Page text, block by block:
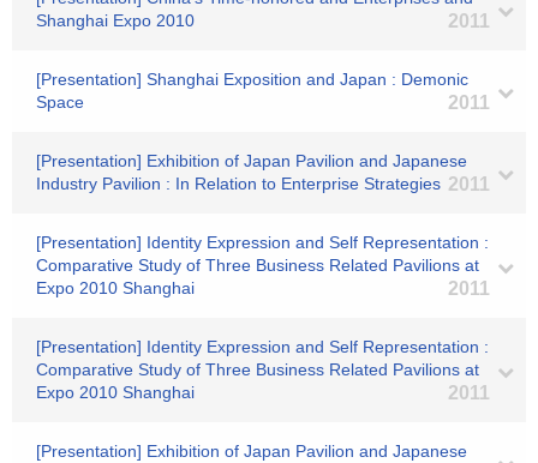
Shanghai Expo 2010
2011
[Presentation] Shanghai Exposition and Japan : Demonic
Space
2011
[Presentation] Exhibition of Japan Pavilion and Japanese
Industry Pavilion : In Relation to Enterprise Strategies 2011
[Presentation] Identity Expression and Self Representation :
Comparative Study of Three Business Related Pavilions at
Expo 2010 Shanghai
2011
[Presentation] Identity Expression and Self Representation :
Comparative Study of Three Business Related Pavilions at
Expo 2010 Shanghai
2011
[Presentation] Exhibition of Japan Pavilion and Japanese